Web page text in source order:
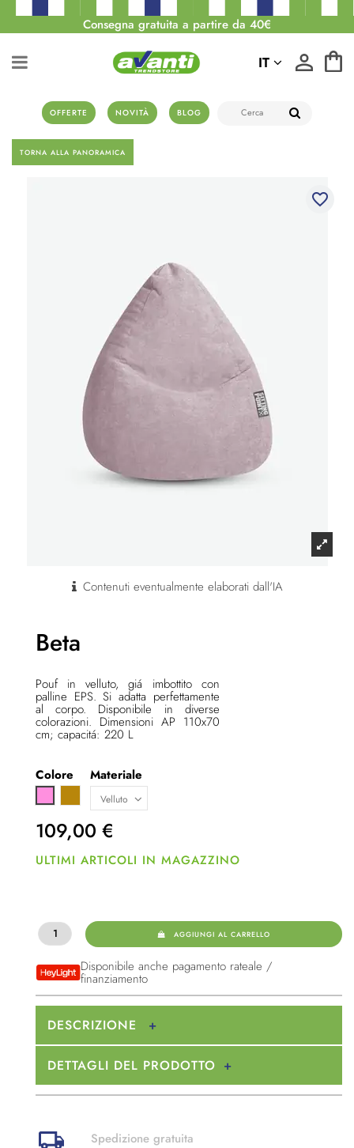
Consegna gratuita a partire da 40€
OFFERTE NOVITÀ BLOG
IT
TORNA ALLA PANORAMICA
favorite_border
Contenuti eventualmente elaborati dall'IA
Beta
Pouf in velluto, giá imbottito con
palline EPS. Si adatta perfettamente
al corpo. Disponibile in diverse
colorazioni. Dimensioni AP 110x70
cm; capacitá: 220 L
Colore
Giallo scuro
Materiale
109,00 €
ULTIMI ARTICOLI IN MAGAZZINO
AGGIUNGI AL CARRELLO
Disponibile anche pagamento rateale /
finanziamento
DESCRIZIONE
DETTAGLI DEL PRODOTTO
Spedizione gratuita